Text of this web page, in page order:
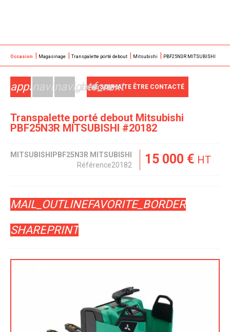
Occasion Magasinage Transpalette porté debout Mitsubishi PBF25N3R MITSUBISHI
Transpalette porté debout Mitsubishi
PBF25N3R MITSUBISHI #20182
appsnavigate_before
navigate_nextJE SOUHAITE ÊTRE CONTACTÉ
MITSUBISHIPBF25N3R MITSUBISHI
Référence20182 15 000 € HT
FAVORITE_BORDER
MAIL_OUTLINE
SHAREPRINT